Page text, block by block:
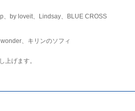
、by loveit、Lindsay、BLUE CROSS
、キリンのソフィ
上げます。